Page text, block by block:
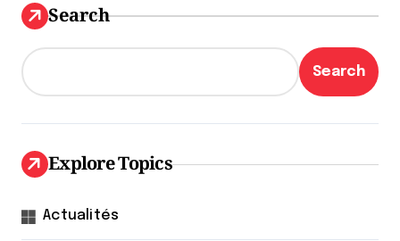
Search
Search
Explore Topics
Actualités